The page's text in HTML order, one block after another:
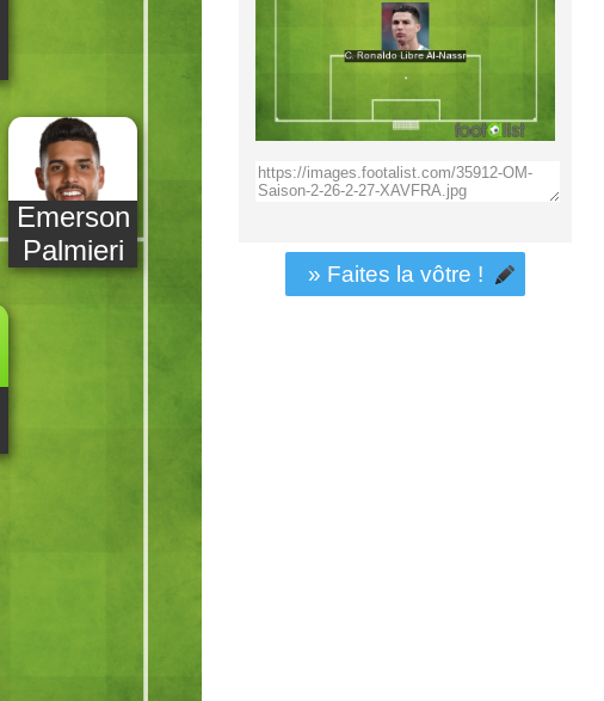
Emerson
Palmieri
» Faites la vôtre !